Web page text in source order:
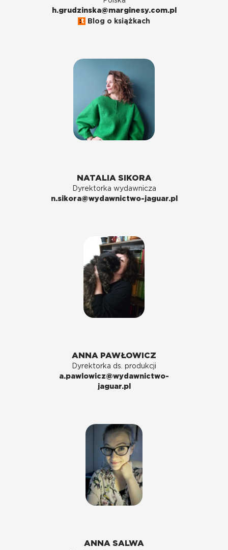
h.grudzinska@marginesy.com.pl
Blog o książkach
NATALIA SIKORA
Dyrektorka wydawnicza
n.sikora@wydawnictwo-jaguar.pl
ANNA PAWŁOWICZ
Dyrektorka ds. produkcji
a.pawlowicz@wydawnictwo-
jaguar.pl
ANNA SALWA